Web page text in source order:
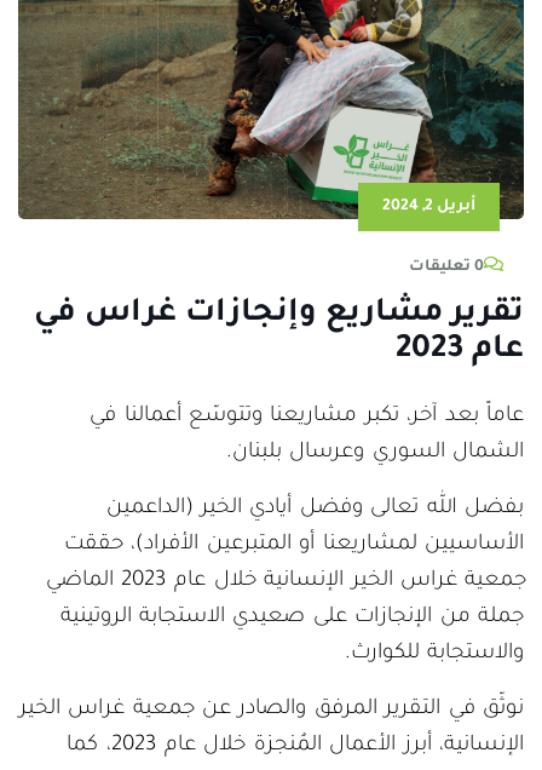
أبريل 2, 2024
0 تعليقات
تقرير مشاريع وإنجازات غراس في
عام 2023
عاماً بعد آخر، تكبر مشاريعنا وتتوسّع أعمالنا في
الشمال السوري وعرسال بلبنان.
بفضل الله تعالى وفضل أيادي الخير (الداعمين
الأساسيين لمشاريعنا أو المتبرعين الأفراد)، حققت
جمعية غراس الخير الإنسانية خلال عام 2023 الماضي
جملة من الإنجازات على صعيدي الاستجابة الروتينية
والاستجابة للكوارث.
نوثّق في التقرير المرفق والصادر عن جمعية غراس الخير
الإنسانية، أبرز الأعمال المُنجزة خلال عام 2023، كما